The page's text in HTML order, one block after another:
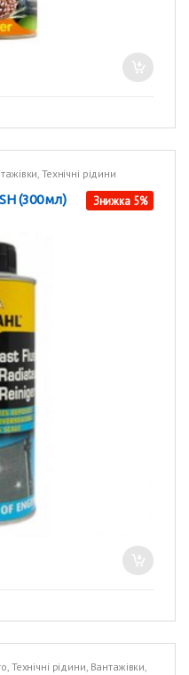
,Технічні рідини
Знижка 5%
(300 мл)
, Технічні рідини, Вантажівки,